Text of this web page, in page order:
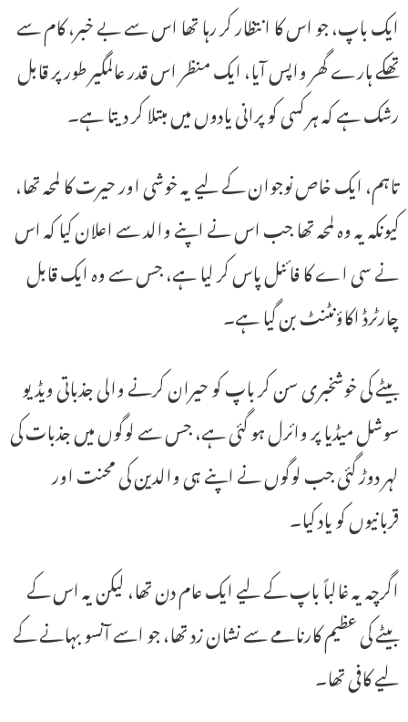
ایک باپ، جو اس کا انتظار کر رہا تھا اس سے بے خبر، کام سے
تھکے ہارے گھر واپس آیا، ایک منظر اس قدر عالمگیر طور پر قابل
رشک ہے کہ ہر کسی کو پرانی یادوں میں مبتلا کر دیتا ہے۔
تاہم، ایک خاص نوجوان کے لیے یہ خوشی اور حیرت کا لمحہ تھا،
کیونکہ یہ وہ لمحہ تھا جب اس نے اپنے والد سے اعلان کیا کہ اس
نے سی اے کا فائنل پاس کر لیا ہے، جس سے وہ ایک قابل
چارٹرڈ اکاؤنٹنٹ بن گیا ہے۔
بیٹے کی خوشخبری سن کر باپ کو حیران کرنے والی جذباتی ویڈیو
سوشل میڈیا پر وائرل ہو گئی ہے، جس سے لوگوں میں جذبات کی
لہر دوڑ گئی جب لوگوں نے اپنے ہی والدین کی محنت اور
قربانیوں کو یاد کیا۔
اگرچہ یہ غالباً باپ کے لیے ایک عام دن تھا، لیکن یہ اس کے
بیٹے کی عظیم کارنامے سے نشان زد تھا، جو اسے آنسو بہانے کے
لیے کافی تھا۔